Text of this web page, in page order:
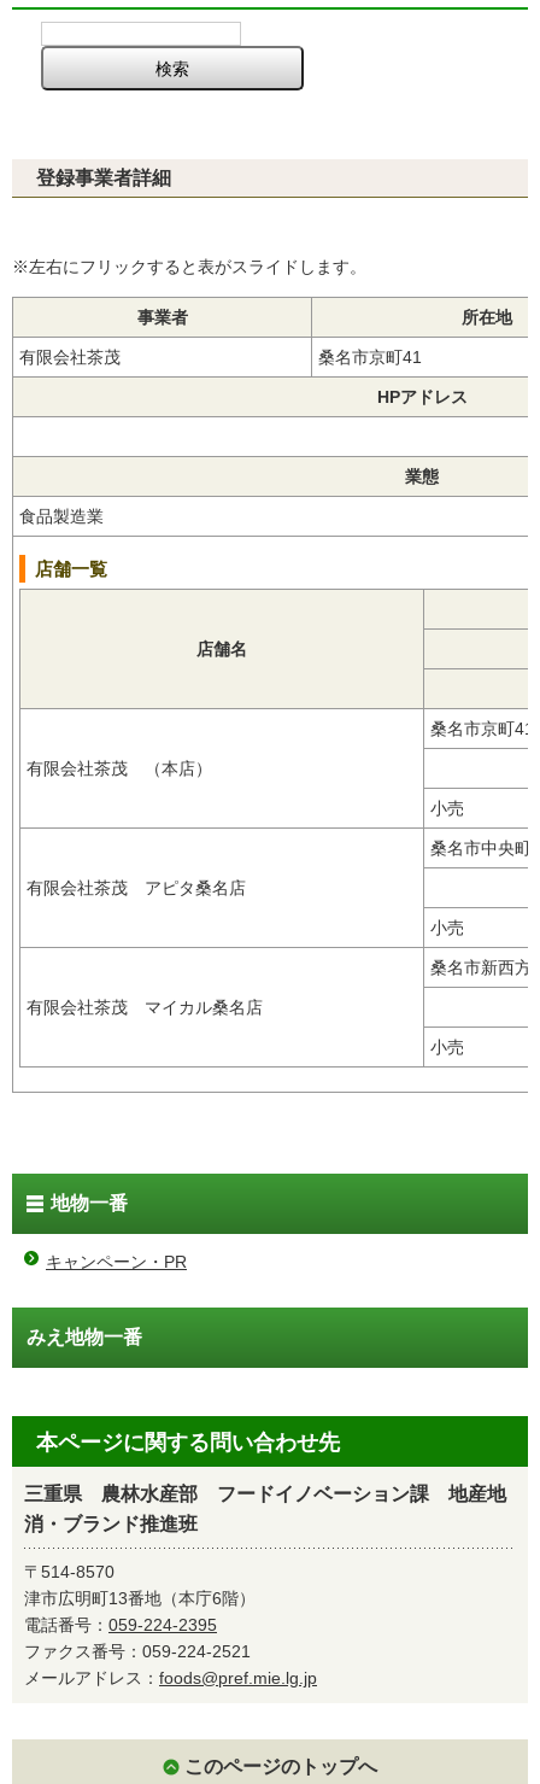
登録事業者詳細
※左右にフリックすると表がスライドします。
事業者 所在地
有限会社茶茂 桑名市京町41
HPアドレス
業態
食品製造業
店舗一覧
店舗名
有限会社茶茂 （本店）
桑名市京町
小売
有限会社茶茂 アピタ桑名店
桑名市中央
小売
有限会社茶茂 マイカル桑名店
桑名市新西
小売
地物一番
キャンペーン・PR
みえ地物一番
本ページに関する問い合わせ先
三重県 農林水産部 フードイノベーション課 地産地
消・ブランド推進班
〒514-8570
津市広明町13番地（本庁6階）
電話番号： 059-224-2395
ファクス番号：059-224-2521
メールアドレス： foods@pref.mie.lg.jp
このページのトップへ